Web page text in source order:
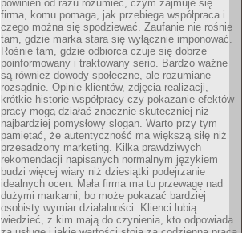
powinien od razu rozumieć, czym zajmuje się
firma, komu pomaga, jak przebiega współpraca i
czego można się spodziewać. Zaufanie nie rośnie
tam, gdzie marka stara się wyłącznie imponować.
Rośnie tam, gdzie odbiorca czuje się dobrze
poinformowany i traktowany serio. Bardzo ważne
są również dowody społeczne, ale rozumiane
rozsądnie. Opinie klientów, zdjęcia realizacji,
krótkie historie współpracy czy pokazanie efektów
pracy mogą działać znacznie skuteczniej niż
najbardziej pomysłowy slogan. Warto przy tym
pamiętać, że autentyczność ma większą siłę niż
przesadzony marketing. Kilka prawdziwych
rekomendacji napisanych normalnym językiem
budzi więcej wiary niż dziesiątki podejrzanie
idealnych ocen. Mała firma ma tu przewagę nad
dużymi markami, bo może pokazać bardziej
osobisty wymiar działalności. Klienci lubią
wiedzieć, z kim mają do czynienia, kto odpowiada